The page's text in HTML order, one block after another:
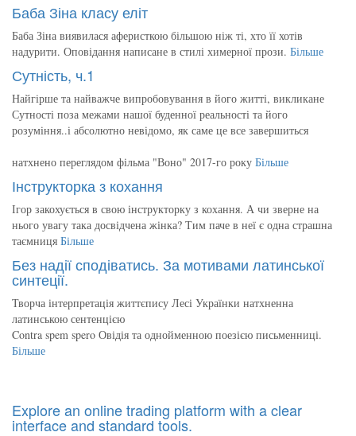
Баба Зіна класу еліт
Баба Зіна виявилася аферисткою більшою ніж ті, хто її хотів
надурити. Оповідання написане в стилі химерної прози. Більше
Сутність, ч.1
Найгірше та найважче випробовування в його житті, викликане
Сутності поза межами нашої буденної реальності та його
розуміння..і абсолютно невідомо, як саме це все завершиться
натхнено переглядом фільма "Воно" 2017-го року Більше
Інструкторка з кохання
Ігор закохується в свою інструкторку з кохання. А чи зверне на
нього увагу така досвідчена жінка? Тим паче в неї є одна страшна
таємниця Більше
Без надії сподіватись. За мотивами латинської
синтеції.
Творча інтерпретація життєпису Лесі Українки натхненна
латинською сентенцією
Contra spem spero Овідія та однойменною поезією письменниці.
Більше
Explore an online trading platform with a clear
interface and standard tools.